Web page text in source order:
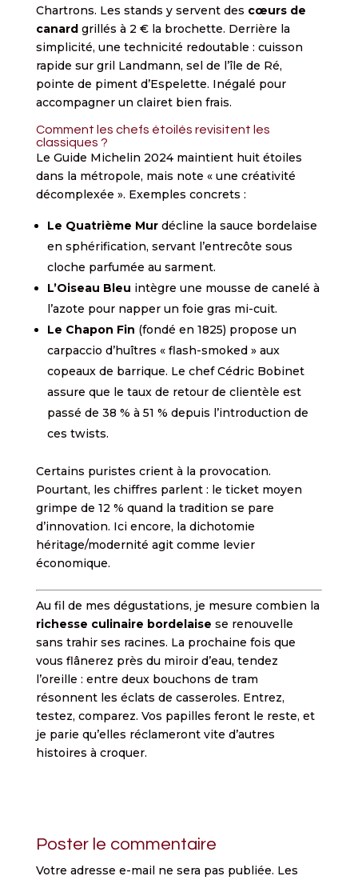
Chartrons. Les stands y servent des cœurs de
canardgrillés à 2 € la brochette. Derrière la
simplicité, une technicité redoutable : cuisson
rapide sur gril Landmann, sel de l’île de Ré,
pointe de piment d’Espelette. Inégalé pour
accompagner un clairet bien frais.
Comment les chefs étoilés revisitent les
classiques ?
Le Guide Michelin 2024 maintient huit étoiles
dans la métropole, mais note « une créativité
décomplexée ». Exemples concrets :
Le Quatrième Murdécline la sauce bordelaise
en sphérification, servant l’entrecôte sous
cloche parfumée au sarment.
L’Oiseau Bleu intègre une mousse de canelé à
l’azote pour napper un foie gras mi-cuit.
Le Chapon Fin (fondé en 1825) propose un
carpaccio d’huîtres « flash-smoked » aux
copeaux de barrique. Le chef Cédric Bobinet
assure que le taux de retour de clientèle est
passé de 38 % à 51 % depuis l’introduction de
ces twists.
Certains puristes crient à la provocation.
Pourtant, les chiffres parlent : le ticket moyen
grimpe de 12 % quand la tradition se pare
d’innovation. Ici encore, la dichotomie
héritage/modernité agit comme levier
économique.
Au fil de mes dégustations, je mesure combien la
richesse culinaire bordelaise se renouvelle
sans trahir ses racines. La prochaine fois que
vous flânerez près du miroir d’eau, tendez
l’oreille : entre deux bouchons de tram
résonnent les éclats de casseroles. Entrez,
testez, comparez. Vos papilles feront le reste, et
je parie qu’elles réclameront vite d’autres
histoires à croquer.
Poster le commentaire
Votre adresse e-mail ne sera pas publiée. Les